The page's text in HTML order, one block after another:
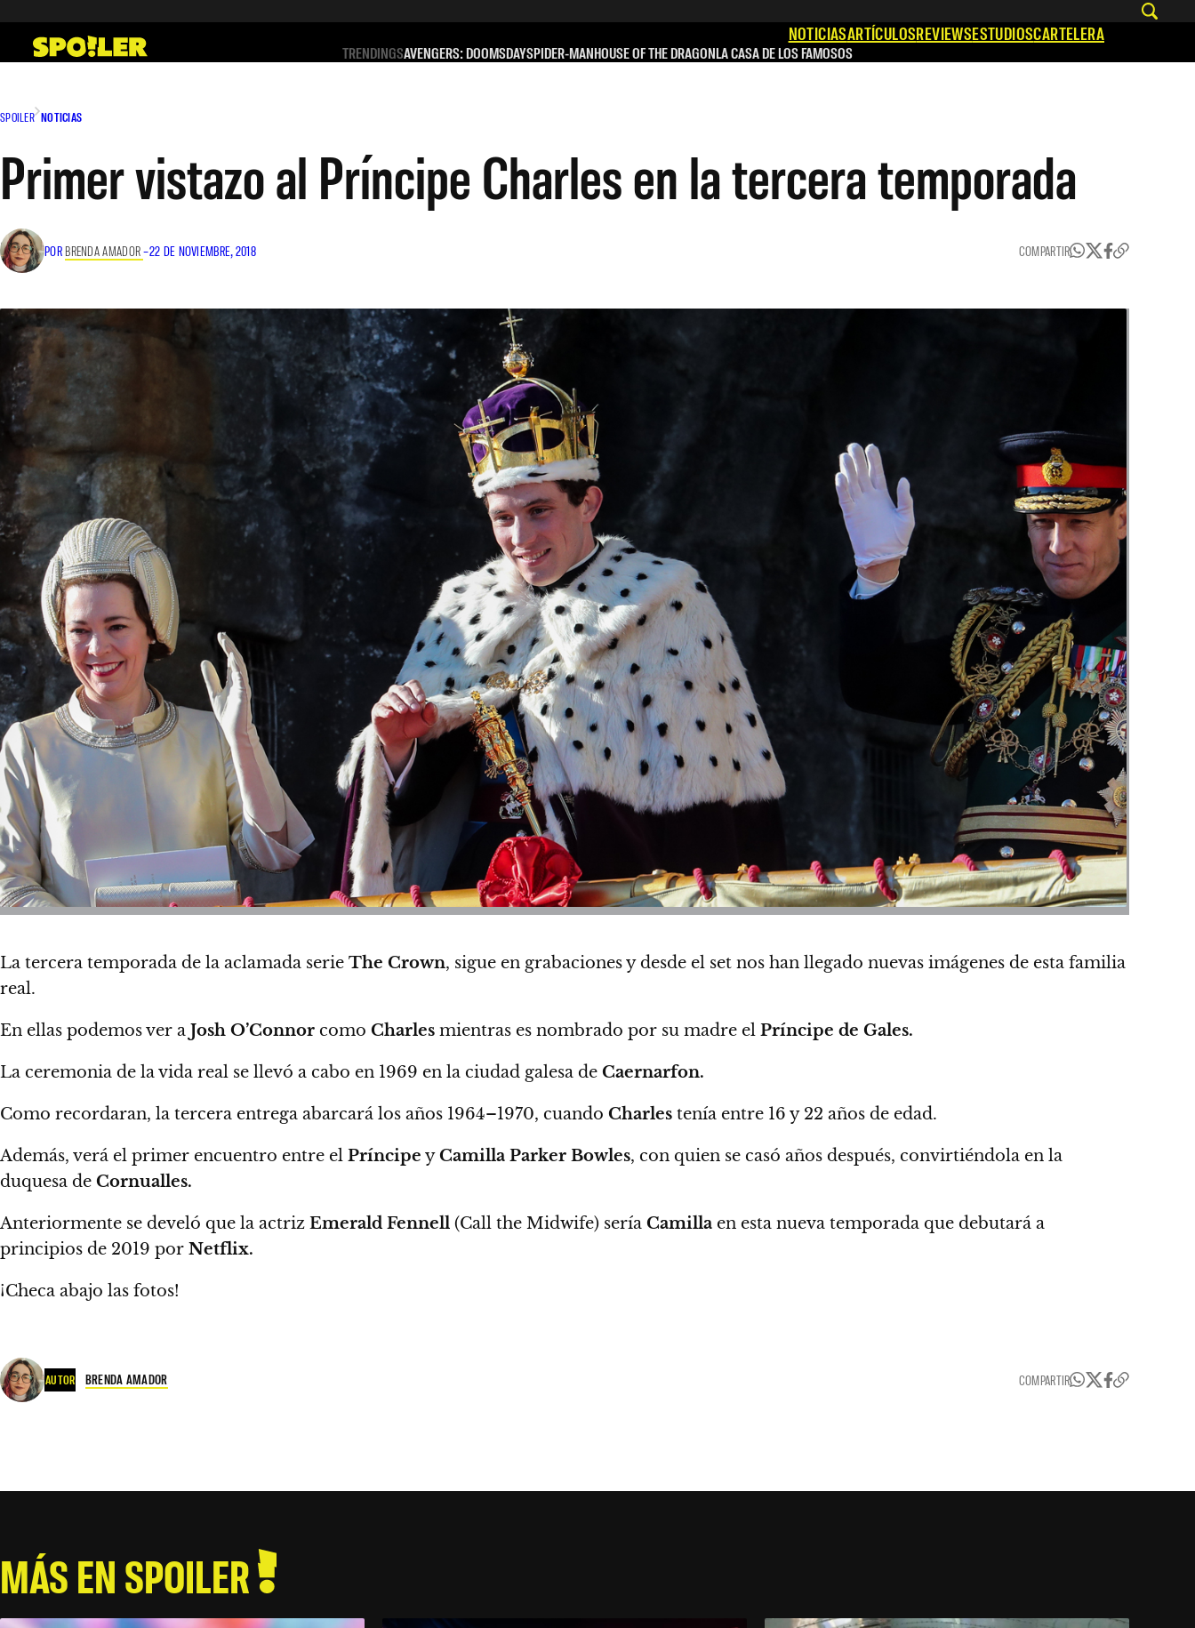
contenido
NOTICIASARTÍCULOSREVIEWSESTUDIOSCARTELERA
TRENDINGSAVENGERS: DOOMSDAYSPIDER-MANHOUSE OF THE DRAGONLA CASA DE LOS FAMOSOS
SPOILER NOTICIAS
Primer vistazo al Príncipe Charles en la tercera temporada
POR BRENDA AMADOR–22 DE NOVIEMBRE, 2018 COMPARTIR
La tercera temporada de la aclamada serie The Crown, sigue en grabaciones y desde el set nos han llegado nuevas imágenes de esta familia
real.
En ellas podemos ver a Josh O’Connor como Charles mientras es nombrado por su madre el Príncipe de Gales.
La ceremonia de la vida real se llevó a cabo en 1969 en la ciudad galesa de Caernarfon.
Como recordaran, la tercera entrega abarcará los años 1964–1970, cuando Charles tenía entre 16 y 22 años de edad.
Además, verá el primer encuentro entre el Príncipe yCamilla Parker Bowles, con quien se casó años después, convirtiéndola en la
duquesa de Cornualles.
Anteriormente se develó que la actriz Emerald Fennell (Call the Midwife) sería Camilla en esta nueva temporada que debutará a
principios de 2019 por Netflix.
¡Checa abajo las fotos!
AUTOR BRENDA AMADOR COMPARTIR
MÁS EN SPOILER